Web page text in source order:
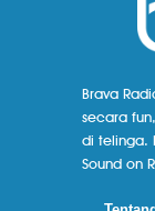
Brava
secara
di telinga.
Sound on